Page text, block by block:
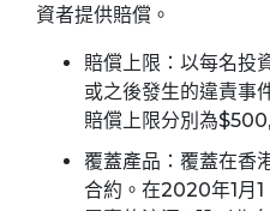
資者提供賠償。
賠償上限：以每名投
或之後發生的違責事
賠償上限分別為
覆蓋產品：覆蓋在香
合約。在2020年1月1